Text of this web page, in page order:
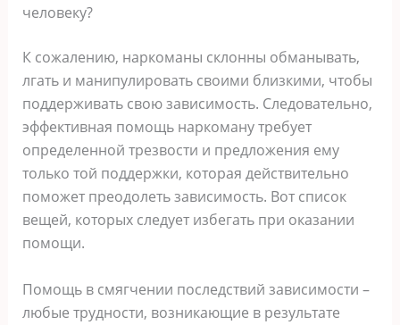
человеку?
К сожалению, наркоманы склонны обманывать,
лгать и манипулировать своими близкими, чтобы
поддерживать свою зависимость. Следовательно,
эффективная помощь наркоману требует
определенной трезвости и предложения ему
только той поддержки, которая действительно
поможет преодолеть зависимость. Вот список
вещей, которых следует избегать при оказании
помощи.
Помощь в смягчении последствий зависимости –
любые трудности, возникающие в результате